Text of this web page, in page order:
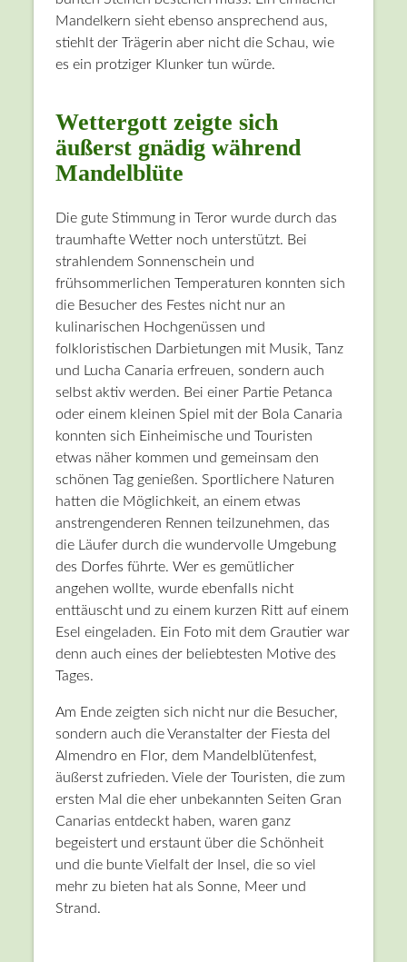
Mandelkern sieht ebenso ansprechend aus,
stiehlt der Trägerin aber nicht die Schau, wie
es ein protziger Klunker tun würde.
Wettergott zeigte sich
äußerst gnädig während
Mandelblüte
Die gute Stimmung in Teror wurde durch das
traumhafte Wetter noch unterstützt. Bei
strahlendem Sonnenschein und
frühsommerlichen Temperaturen konnten sich
die Besucher des Festes nicht nur an
kulinarischen Hochgenüssen und
folkloristischen Darbietungen mit Musik, Tanz
und Lucha Canaria erfreuen, sondern auch
selbst aktiv werden. Bei einer Partie Petanca
oder einem kleinen Spiel mit der Bola Canaria
konnten sich Einheimische und Touristen
etwas näher kommen und gemeinsam den
schönen Tag genießen. Sportlichere Naturen
hatten die Möglichkeit, an einem etwas
anstrengenderen Rennen teilzunehmen, das
die Läufer durch die wundervolle Umgebung
des Dorfes führte. Wer es gemütlicher
angehen wollte, wurde ebenfalls nicht
enttäuscht und zu einem kurzen Ritt auf einem
Esel eingeladen. Ein Foto mit dem Grautier war
denn auch eines der beliebtesten Motive des
Tages.
Am Ende zeigten sich nicht nur die Besucher,
sondern auch die Veranstalter der Fiesta del
Almendro en Flor, dem Mandelblütenfest,
äußerst zufrieden. Viele der Touristen, die zum
ersten Mal die eher unbekannten Seiten Gran
Canarias entdeckt haben, waren ganz
begeistert und erstaunt über die Schönheit
und die bunte Vielfalt der Insel, die so viel
mehr zu bieten hat als Sonne, Meer und
Strand.